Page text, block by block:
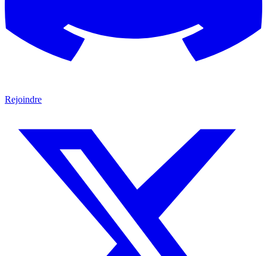
Rejoindre